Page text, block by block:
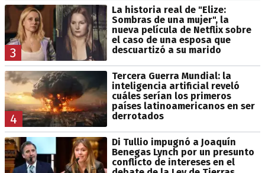
3
La historia real de "Elize:
Sombras de una mujer", la
nueva película de Netflix sobre
el caso de una esposa que
descuartizó a su marido
4
Tercera Guerra Mundial: la
inteligencia artificial reveló
cuáles serían los primeros
países latinoamericanos en ser
derrotados
Di Tullio impugnó a Joaquín
Benegas Lynch por un presunto
conflicto de intereses en el